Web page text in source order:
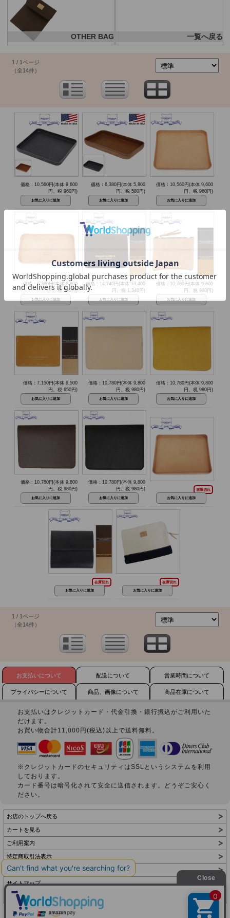
OTHER BAG 一覧へ戻る
1 / 1ページ
（全14件）
価格：10,560円(本体 9,600
円、税 960円)
価格：6,380円(本体 5,800
円、税 580円)
価格：10,560円(本体 9,600
円、税 960円)
価格：6,380円(本体 5,800
円、税 580円)
価格：14,740円(本体 13,400
円、税 1,340円)
価格：10,780円(本体 9,800
円、税 980円)
価格：7,150円(本体 6,500
円、税 650円)
価格：10,780円(本体 9,800
円、税 980円)
価格：10,780円(本体 9,800
円、税 980円)
価格：10,780円(本体 9,800
円、税 980円)
価格：10,780円(本体 9,800
円、税 980円)
在庫切れ
在庫切れ 在庫切れ
1 / 1ページ
（全14件）
お支払いについて 配送について 営業時間について
プライバシーについて 商品、画像について 商品在庫について
お支払いはクレジットカード・代金引換・銀行振込がご利用いた
だけます。
お買い物合計11,000円(税込)以上で送料無料。
※クレジットカードのセキュリティはSSLというシステムを利用
しております。
カード番号は暗号化されて安全に送信されます。どうぞご安心く
ださい。
お店のトップへ戻る
カートを見る
ご利用案内
特定商取引法表示
個人情報の取扱い
サイトマップ
お問い合わせ